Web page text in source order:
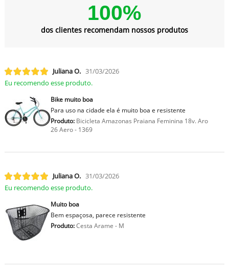
100%
dos clientes recomendam nossos produtos
Juliana O. 31/03/2026
Eu recomendo esse produto.
Bike muito boa
Para uso na cidade ela é muito boa e resistente
Produto:Bicicleta Amazonas Praiana Feminina 18v. Aro
26 Aero - 1369
Juliana O. 31/03/2026
Eu recomendo esse produto.
Muito boa
Bem espaçosa, parece resistente
Produto:Cesta Arame - M